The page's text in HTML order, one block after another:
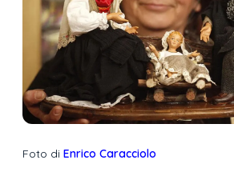
Foto di Enrico Caracciolo